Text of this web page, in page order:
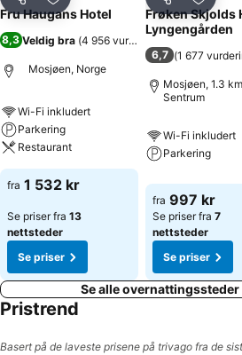
Del Legg til i favoritter
Fru Haugans Hotel
8,3 Veldig bra (4 956 vurderinger)
Mosjøen, Norge
Wi-Fi inkludert
Parkering
Restaurant
fra 1 532 kr
Se priser fra 13
nettsteder
Se priser
Del Legg
Frøken Skjolds
Lyngengården
6,7 (1 677
Mosjøen, 1.3
Sentrum
Wi-Fi inkludert
Parkering
fra 997 kr
Se priser fra 7
nettsteder
Se priser
Se alle
Pristrend
Basert på de laveste prisene på trivago fra de